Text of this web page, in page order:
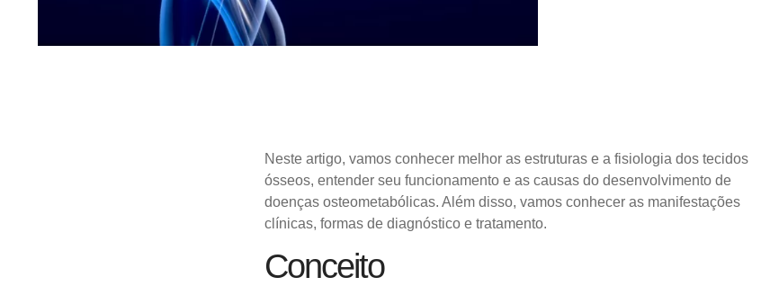
Neste artigo, vamos conhecer melhor as estruturas e a fisiologia dos tecidos
ósseos, entender seu funcionamento e as causas do desenvolvimento de
doenças osteometabólicas. Além disso, vamos conhecer as manifestações
clínicas, formas de diagnóstico e tratamento.
Conceito